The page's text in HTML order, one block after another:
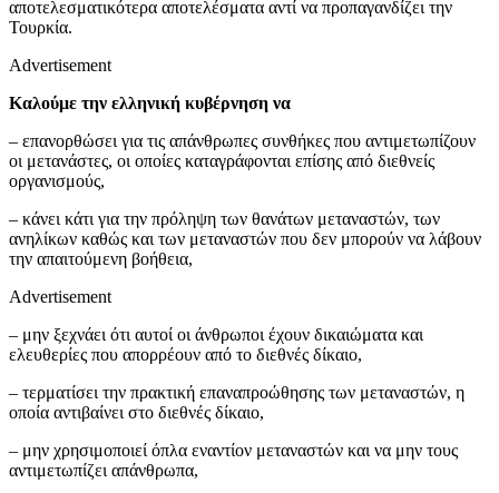
αποτελεσματικότερα αποτελέσματα αντί να προπαγανδίζει την
Τουρκία.
Advertisement
Καλούμε την ελληνική κυβέρνηση να
– επανορθώσει για τις απάνθρωπες συνθήκες που αντιμετωπίζουν
οι μετανάστες, οι οποίες καταγράφονται επίσης από διεθνείς
οργανισμούς,
– κάνει κάτι για την πρόληψη των θανάτων μεταναστών, των
ανηλίκων καθώς και των μεταναστών που δεν μπορούν να λάβουν
την απαιτούμενη βοήθεια,
Advertisement
– μην ξεχνάει ότι αυτοί οι άνθρωποι έχουν δικαιώματα και
ελευθερίες που απορρέουν από το διεθνές δίκαιο,
– τερματίσει την πρακτική επαναπροώθησης των μεταναστών, η
οποία αντιβαίνει στο διεθνές δίκαιο,
– μην χρησιμοποιεί όπλα εναντίον μεταναστών και να μην τους
αντιμετωπίζει απάνθρωπα,